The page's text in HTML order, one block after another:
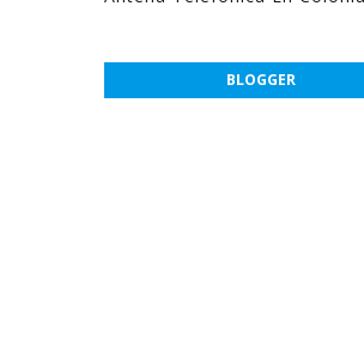
BLOGGER